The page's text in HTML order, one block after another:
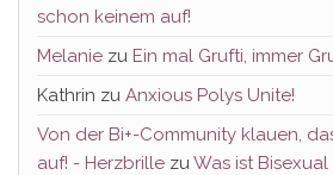
schon keinem auf!
Melanie zu Ein mal Grufti, immer
Kathrin zu Anxious Polys Unite!
Von der Bi+-Community klauen,
auf! - Herzbrille zu Was ist Bisexual